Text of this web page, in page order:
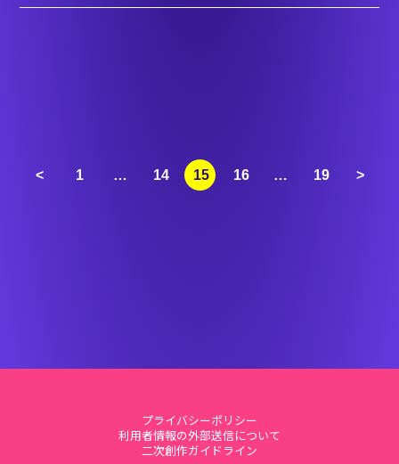
< 1 … 14 15 16 … 19 >
プライバシーポリシー
利用者情報の外部送信について
二次創作ガイドライン